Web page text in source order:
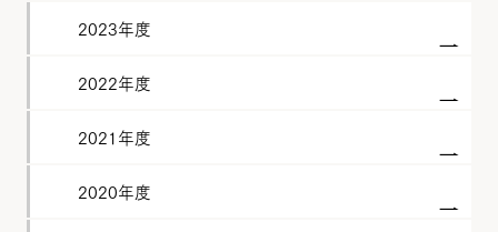
2023年度
2022年度
2021年度
2020年度